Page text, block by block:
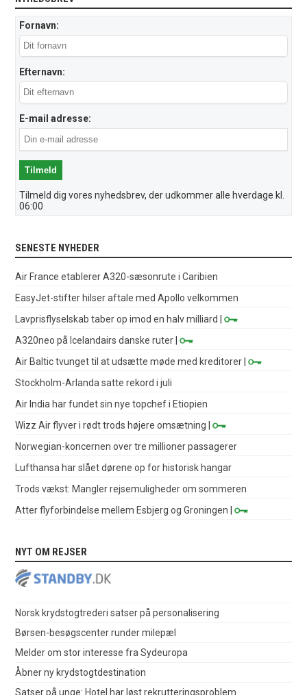
Fornavn:
Efternavn:
E-mail adresse:
Tilmeld dig vores nyhedsbrev, der udkommer alle hverdage kl.
06:00
SENESTE NYHEDER
Air France etablerer A320-sæsonrute i Caribien
EasyJet-stifter hilser aftale med Apollo velkommen
Lavprisflyselskab taber op imod en halv milliard
|
A320neo på Icelandairs danske ruter |
Air Baltic tvunget til at udsætte møde med kreditorer |
Stockholm-Arlanda satte rekord i juli
Air India har fundet sin nye topchef i Etiopien
Wizz Air flyver i rødt trods højere omsætning |
Norwegian-koncernen over tre millioner passagerer
Lufthansa har slået dørene op for historisk hangar
Trods vækst: Mangler rejsemuligheder om sommeren
Atter flyforbindelse mellem Esbjerg og Groningen |
NYT OM REJSER
Norsk krydstogtrederi satser på personalisering
Børsen-besøgscenter runder milepæl
Melder om stor interesse fra Sydeuropa
Åbner ny krydstogtdestination
Satser på unge: Hotel har løst rekrutteringsproblem